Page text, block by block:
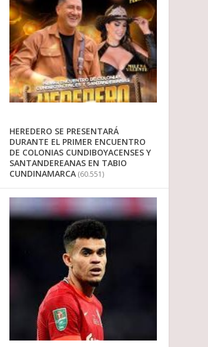
HEREDERO SE PRESENTARÁ
DURANTE EL PRIMER ENCUENTRO
DE COLONIAS CUNDIBOYACENSES Y
SANTANDEREANAS EN TABIO
CUNDINAMARCA (60.551)